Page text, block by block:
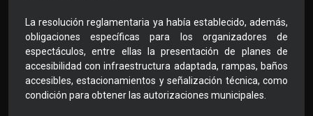
La resolución reglamentaria ya había establecido, además,
obligaciones específicas para los organizadores de
espectáculos, entre ellas la presentación de planes de
accesibilidad con infraestructura adaptada, rampas, baños
accesibles, estacionamientos y señalización técnica, como
condición para obtener las autorizaciones municipales.